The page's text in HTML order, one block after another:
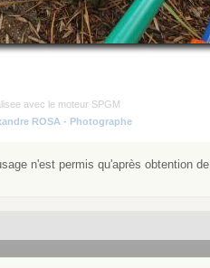
avec le moteur SPGM
ROSA - Photographe
n'est permis qu'après obtention de